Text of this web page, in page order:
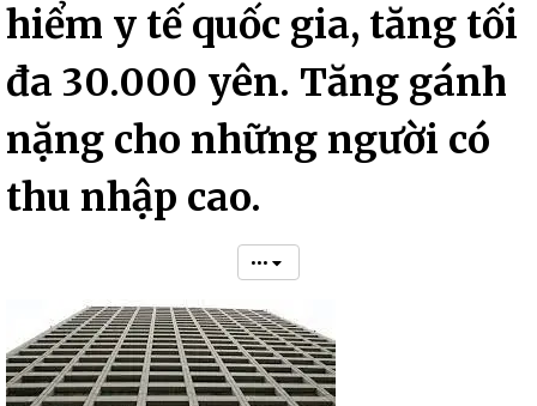
hiểm y tế quốc gia, tăng tối
đa 30.000 yên. Tăng gánh
nặng cho những người có
thu nhập cao.
•••